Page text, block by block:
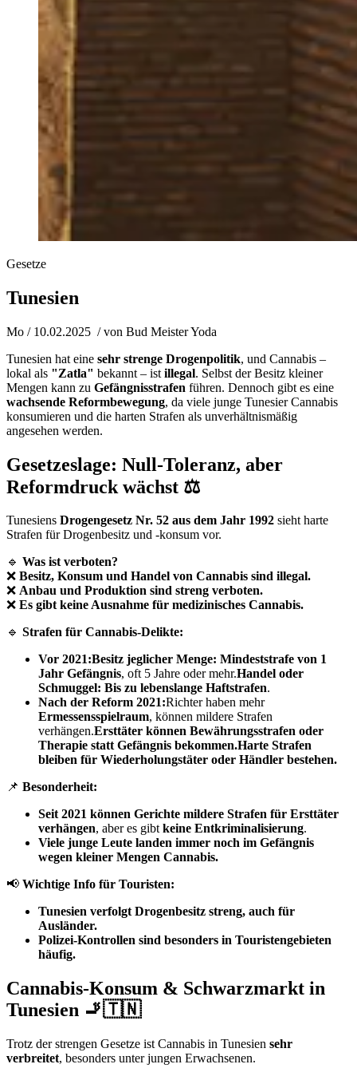
Gesetze
Tunesien
Mo / 10.02.2025 / von Bud Meister Yoda
Tunesien hat eine sehr strenge Drogenpolitik, und Cannabis –
lokal als "Zatla" bekannt – ist illegal. Selbst der Besitz kleiner
Mengen kann zu Gefängnisstrafen führen. Dennoch gibt es eine
wachsende Reformbewegung, da viele junge Tunesier Cannabis
konsumieren und die harten Strafen als unverhältnismäßig
angesehen werden.
Gesetzeslage: Null-Toleranz, aber
Reformdruck wächst ⚖️
Tunesiens Drogengesetz Nr. 52 aus dem Jahr 1992 sieht harte
Strafen für Drogenbesitz und -konsum vor.
🔹 Was ist verboten?
❌ Besitz, Konsum und Handel von Cannabis sind illegal.
❌ Anbau und Produktion sind streng verboten.
❌ Es gibt keine Ausnahme für medizinisches Cannabis.
🔹 Strafen für Cannabis-Delikte:
Vor 2021:Besitz jeglicher Menge: Mindeststrafe von 1
Jahr Gefängnis, oft 5 Jahre oder mehr.Handel oder
Schmuggel: Bis zu lebenslange Haftstrafen.
Nach der Reform 2021:Richter haben mehr
Ermessensspielraum, können mildere Strafen
verhängen.Ersttäter können Bewährungsstrafen oder
Therapie statt Gefängnis bekommen.Harte Strafen
bleiben für Wiederholungstäter oder Händler bestehen.
📌 Besonderheit:
Seit 2021 können Gerichte mildere Strafen für Ersttäter
verhängen, aber es gibtkeine Entkriminalisierung.
Viele junge Leute landen immer noch im Gefängnis
wegen kleiner Mengen Cannabis.
📢 Wichtige Info für Touristen:
Tunesien verfolgt Drogenbesitz streng, auch für
Ausländer.
Polizei-Kontrollen sind besonders in Touristengebieten
häufig.
Cannabis-Konsum & Schwarzmarkt in
Tunesien 🚬🇹🇳
Trotz der strengen Gesetze ist Cannabis in Tunesien sehr
verbreitet, besonders unter jungen Erwachsenen.